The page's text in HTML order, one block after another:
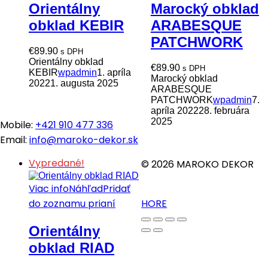
Orientálny
obklad KEBIR
€89.90 s DPH
Orientálny obklad
KEBIRwpadmin1. apríla
20221. augusta 2025
Marocký obklad
ARABESQUE
PATCHWORK
€89.90 s DPH
Marocký obklad
ARABESQUE
PATCHWORKwpadmin7.
apríla 202228. februára
2025
Vypredané!
Viac infoNáhľadPridať
do zoznamu prianí
Orientálny
obklad RIAD
Mobile: +421 910 477 336
Email: info@maroko-dekor.sk
© 2026 MAROKO DEKOR
HORE